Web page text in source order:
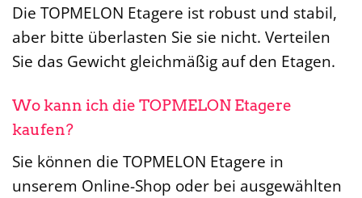
Die TOPMELON Etagere ist robust und stabil,
aber bitte überlasten Sie sie nicht. Verteilen
Sie das Gewicht gleichmäßig auf den Etagen.
Wo kann ich die TOPMELON Etagere
kaufen?
Sie können die TOPMELON Etagere in
unserem Online-Shop oder bei ausgewählten